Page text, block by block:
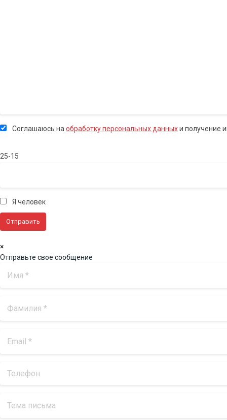
Соглашаюсь наобработку персональных данныхи получение
25-15
Я человек
×
Отправьте свое сообщение